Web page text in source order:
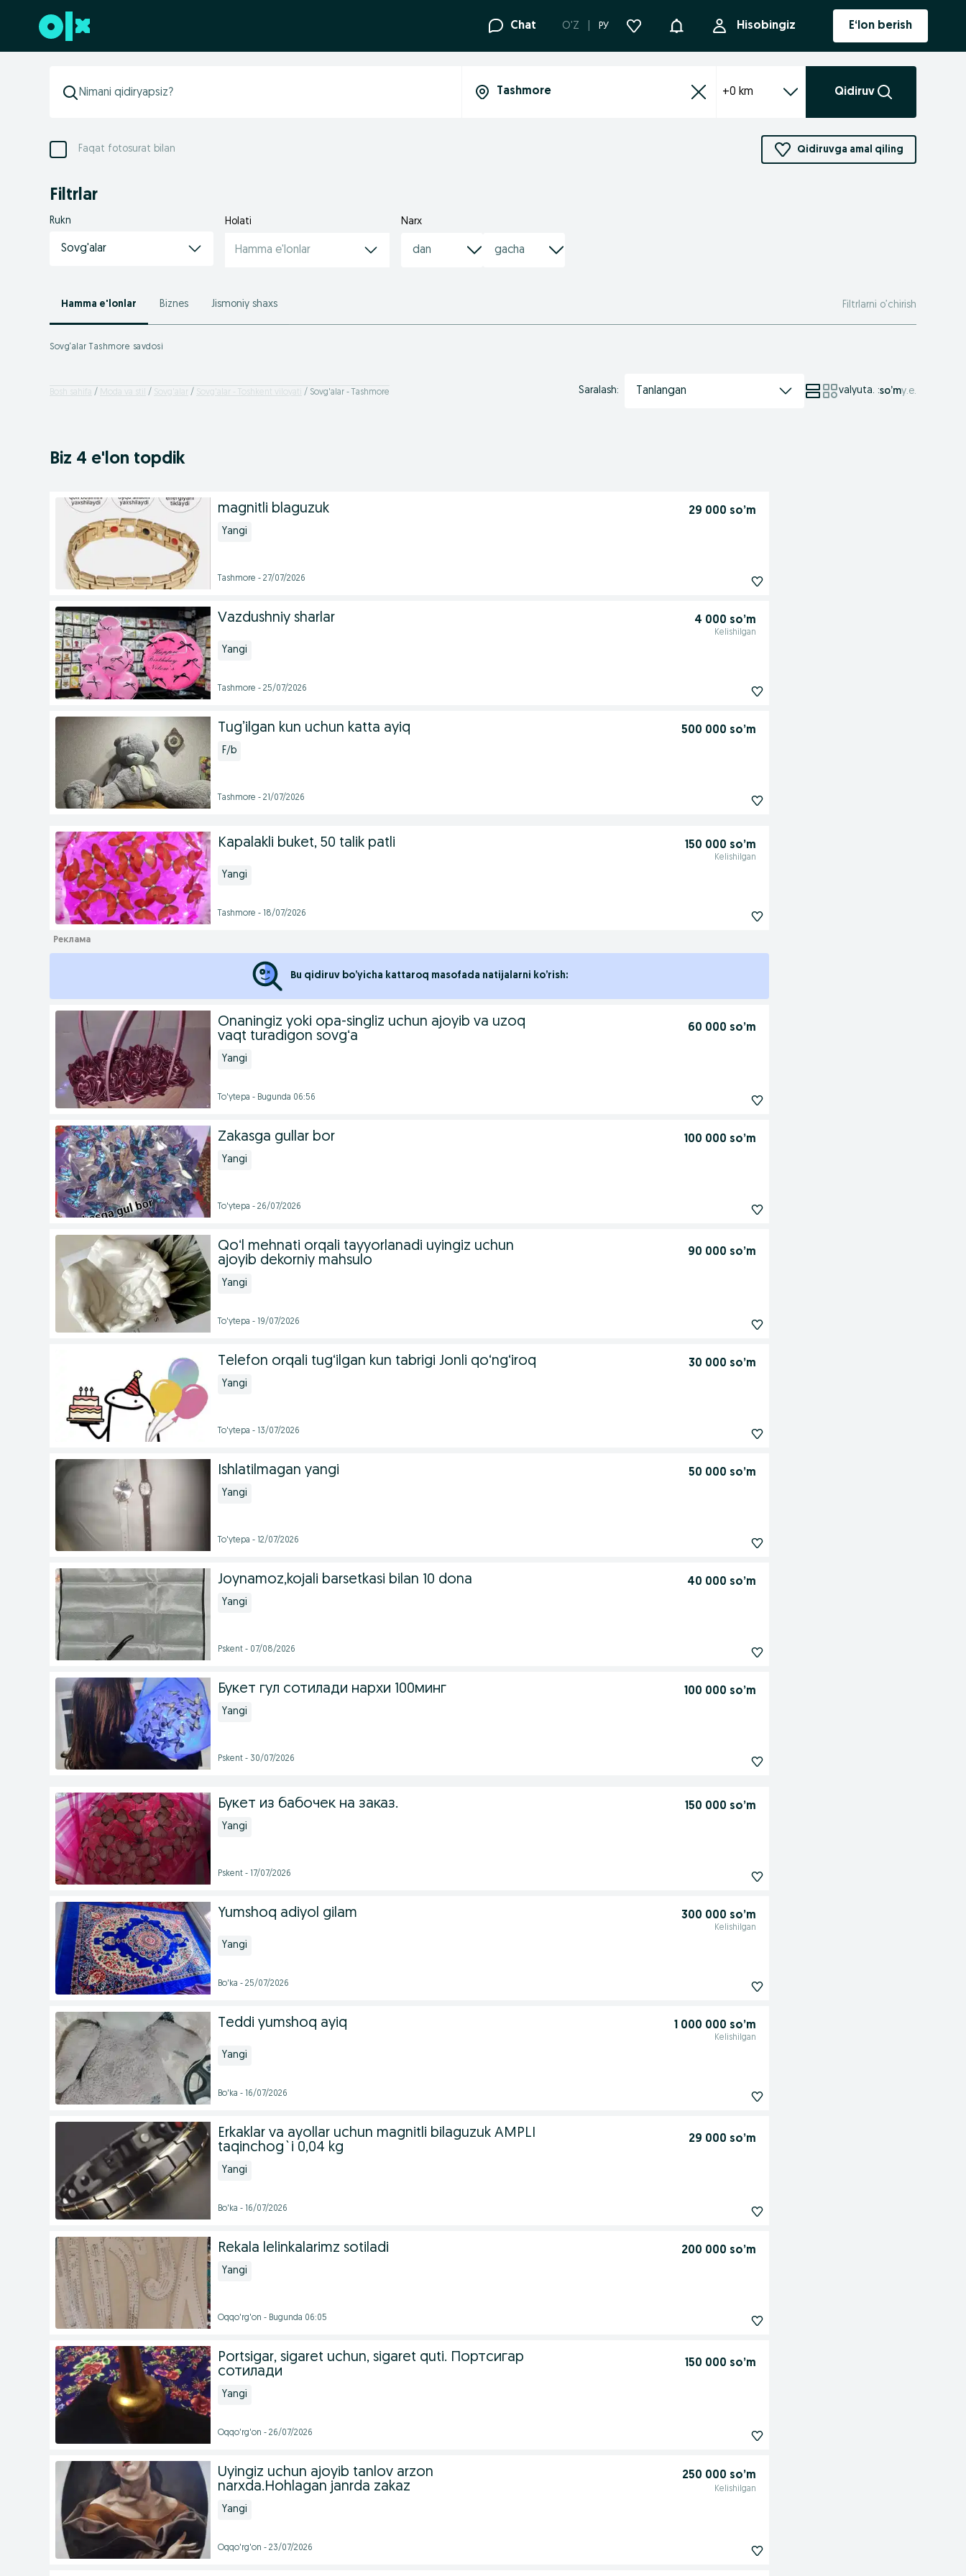
Futerga oʻtish Chat O'Z РУ Bildirishnoma Hisobingiz E‘lon berish
+0 km Qidiruv
Faqat fotosurat bilan Qidiruvga amal qiling
Filtrlar
Rukn
Sovg'alar
Holati
Hamma e'lonlar
Narx
Hamma e'lonlar Biznes Jismoniy shaxs Filtrlarni o’chirish
Sovg‘alar Tashmore savdosi
Bosh sahifa Moda va stil Sovg'alar Sovg'alar - Toshkent viloyati Sovg'alar - Tashmore Saralash: Tanlangan valyuta. :so’mу.е.
Biz 4 e'lon topdik
magnitli blaguzuk 29 000 so’m
Yangi
Tashmore - 27/07/2026
Vazdushniy sharlar 4 000 so’m
Kelishilgan
Yangi
Tashmore - 25/07/2026
Tug’ilgan kun uchun katta ayiq 500 000 so’m
F/b
Tashmore - 21/07/2026
Kapalakli buket, 50 talik patli 150 000 so’m
Kelishilgan
Yangi
Tashmore - 18/07/2026
Bu qidiruv bo’yicha kattaroq masofada natijalarni ko’rish:
Onaningiz yoki opa-singliz uchun ajoyib va uzoq
vaqt turadigon sovgʻa
60 000 so’m
Yangi
To'ytepa - Bugunda 06:56
Zakasga gullar bor 100 000 so’m
Yangi
To'ytepa - 26/07/2026
Qoʻl mehnati orqali tayyorlanadi uyingiz uchun
ajoyib dekorniy mahsulo
90 000 so’m
Yangi
To'ytepa - 19/07/2026
Telefon orqali tug‘ilgan kun tabrigi Jonli qo‘ng‘iroq 30 000 so’m
Yangi
To'ytepa - 13/07/2026
Ishlatilmagan yangi 50 000 so’m
Yangi
To'ytepa - 12/07/2026
Joynamoz,kojali barsetkasi bilan 10 dona 40 000 so’m
Yangi
Pskent - 07/08/2026
Букет гул сотилади нархи 100минг 100 000 so’m
Yangi
Pskent - 30/07/2026
Букет из бабочек на заказ. 150 000 so’m
Yangi
Pskent - 17/07/2026
Yumshoq adiyol gilam 300 000 so’m
Kelishilgan
Yangi
Bo'ka - 25/07/2026
Teddi yumshoq ayiq 1 000 000 so’m
Kelishilgan
Yangi
Bo'ka - 16/07/2026
Erkaklar va ayollar uchun magnitli bilaguzuk AMPLI
taqinchog`i 0,04 kg
29 000 so’m
Yangi
Bo'ka - 16/07/2026
Rekala lelinkalarimz sotiladi 200 000 so’m
Yangi
Oqqo'rg'on - Bugunda 06:05
Portsigar, sigaret uchun, sigaret quti. Портсигар
сотилади
150 000 so’m
Yangi
Oqqo'rg'on - 26/07/2026
Uyingiz uchun ajoyib tanlov arzon
narxda.Hohlagan janrda zakaz
250 000 so’m
Kelishilgan
Yangi
Oqqo'rg'on - 23/07/2026